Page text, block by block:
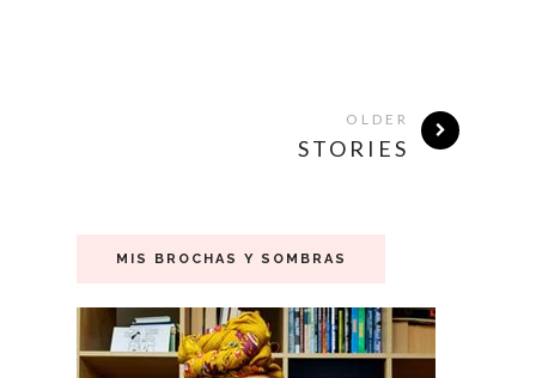
OLDER
STORIES
MIS BROCHAS Y SOMBRAS